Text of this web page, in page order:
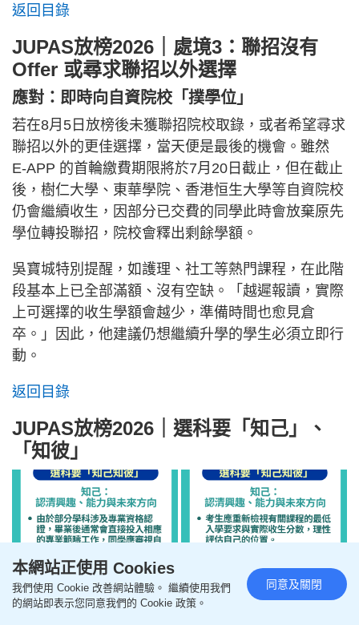
返回目錄
JUPAS放榜2026｜處境3：聯招沒有
Offer 或尋求聯招以外選擇
應對：即時向自資院校「撲學位」
若在8月5日放榜後未獲聯招院校取錄，或者希望尋求
聯招以外的更佳選擇，當天便是最後的機會。雖然
E-APP 的首輪繳費期限將於7月20日截止，但在截止
後，樹仁大學、東華學院、香港恒生大學等自資院校
仍會繼續收生，因部分已交費的同學此時會放棄原先
學位轉投聯招，院校會釋出剩餘學額。
吳寶城特別提醒，如護理、社工等熱門課程，在此階
段基本上已全部滿額、沒有空缺。「越遲報讀，實際
上可選擇的收生學額會越少，準備時間也愈見倉
卒。」因此，他建議仍想繼續升學的學生必須立即行
動。
返回目錄
JUPAS放榜2026｜選科要「知己」、
「知彼」
本網站正使用 Cookies
我們使用 Cookie 改善網站體驗。 繼續使用我們
的網站即表示您同意我們的 Cookie 政策。
同意及關閉